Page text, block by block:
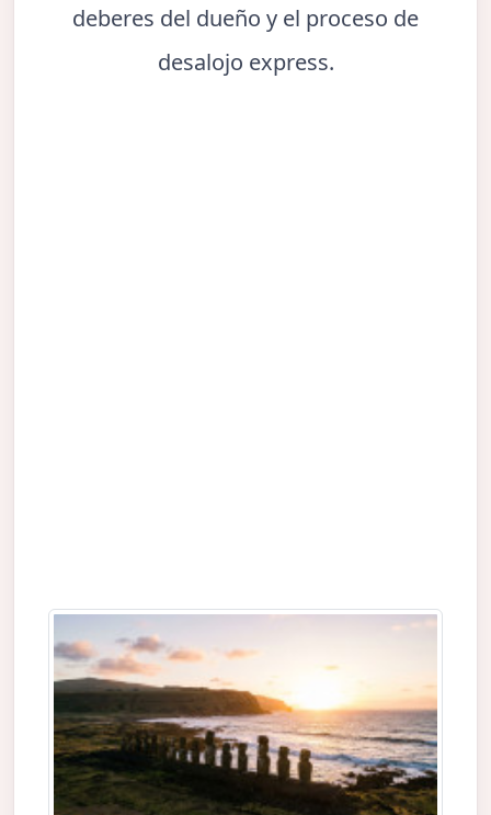
deberes del dueño y el proceso de
desalojo express.